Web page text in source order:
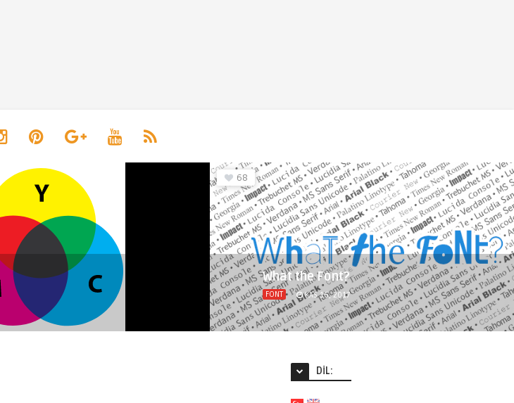
68
What the Font?
FONT KAS 16, 2017
DIL: